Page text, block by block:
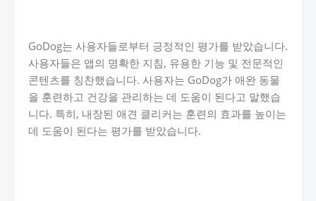
GoDog는 사용자들로부터 긍정적인 평가를 받았습니다.
사용자들은 앱의 명확한 지침, 유용한 기능 및 전문적인
콘텐츠를 칭찬했습니다. 사용자는 GoDog가 애완 동물
을 훈련하고 건강을 관리하는 데 도움이 된다고 말했습
니다. 특히, 내장된 애견 클리커는 훈련의 효과를 높이는
데 도움이 된다는 평가를 받았습니다.